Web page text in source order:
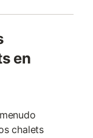
en
chalets